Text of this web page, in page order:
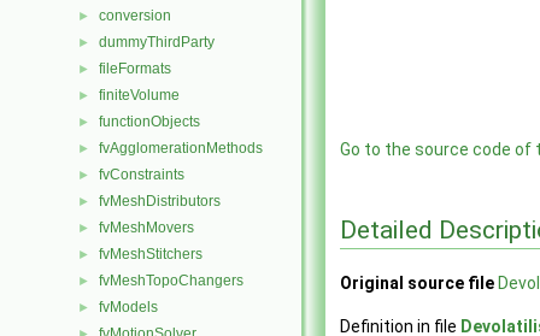
► conversion
► dummyThirdParty
► fileFormats
► finiteVolume
► functionObjects
► fvAgglomerationMethods
► fvConstraints
► fvMeshDistributors
► fvMeshMovers
► fvMeshStitchers
► fvMeshTopoChangers
► fvModels
Go to the source code of
Detailed
Original source file
Definition in file